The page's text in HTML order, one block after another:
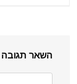
השאר תגובה